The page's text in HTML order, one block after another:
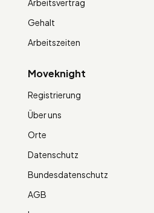
Arbeitsvertrag
Gehalt
Arbeitszeiten
Moveknight
Registrierung
Über uns
Orte
Datenschutz
Bundesdatenschutz
AGB